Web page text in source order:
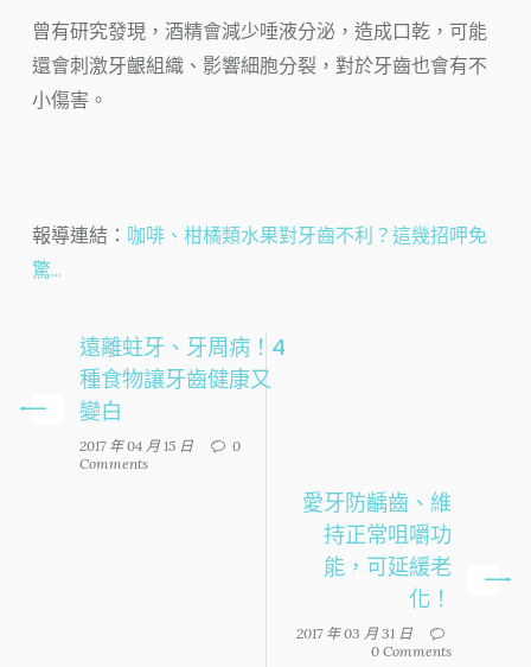
曾有研究發現，酒精會減少唾液分泌，造成口乾，可能
還會刺激牙齦組織、影響細胞分裂，對於牙齒也會有不
小傷害。
報導連結： 咖啡、柑橘類水果對牙齒不利？這幾招呷免
驚…
遠離蛀牙、牙周病！4
種食物讓牙齒健康又
變白
2017 年 04 月 15 日
0
Comments
愛牙防齲齒、維
持正常咀嚼功
能，可延緩老
化！
2017 年 03 月 31 日
0 Comments